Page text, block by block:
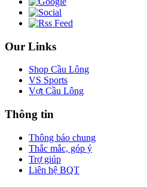
Our Links
Shop Cầu Lông
VS Sports
Vợt Cầu Lông
Thông tin
Thông báo chung
Thắc mắc, góp ý
Trợ giúp
Liên hệ BQT